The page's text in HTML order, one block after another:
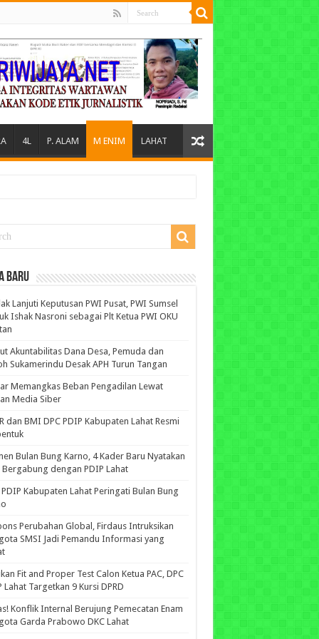
4L P. ALAM M ENIM LAHAT
BARU
Lanjuti Keputusan PWI Pusat, PWI Sumsel
Ishak Nasroni sebagai Plt Ketua PWI OKU
Akuntabilitas Dana Desa, Pemuda dan
Sukamerindu Desak APH Turun Tangan
Memangkas Beban Pengadilan Lewat
Media Siber
dan BMI DPC PDIP Kabupaten Lahat Resmi
Bulan Bung Karno, 4 Kader Baru Nyatakan
Bergabung dengan PDIP Lahat
PDIP Kabupaten Lahat Peringati Bulan Bung
Perubahan Global, Firdaus Intruksikan
SMSI Jadi Pemandu Informasi yang
Fit and Proper Test Calon Ketua PAC, DPC
Lahat Targetkan 9 Kursi DPRD
Konflik Internal Berujung Pemecatan Enam
Garda Prabowo DKC Lahat